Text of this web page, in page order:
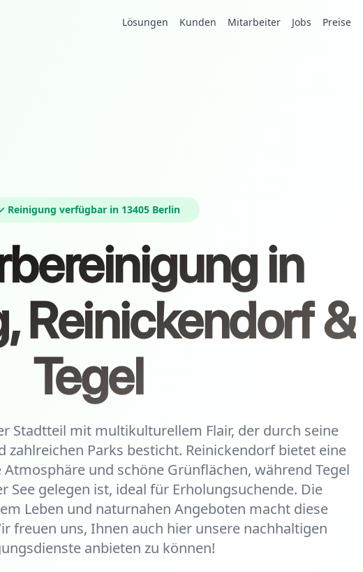
Lösungen Kunden Mitarbeiter Jobs Preise
Reinigung verfügbar in 13405 Berlin
in
Reinickendorf &
Tegel
Stadtteil mit multikulturellem Flair, der durch seine
Parks besticht. Reinickendorf bietet eine
und schöne Grünflächen, während Tegel
See gelegen ist, ideal für Erholungsuchende. Die
Leben und naturnahen Angeboten macht diese
freuen uns, Ihnen auch hier unsere nachhaltigen
anbieten zu können!